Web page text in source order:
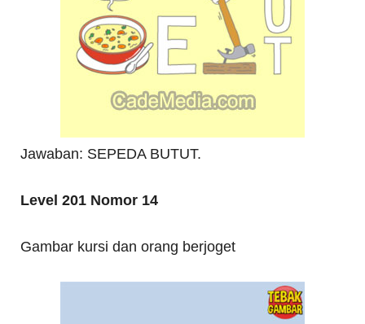
Jawaban: SEPEDA BUTUT.
Level 201 Nomor 14
Gambar kursi dan orang berjoget